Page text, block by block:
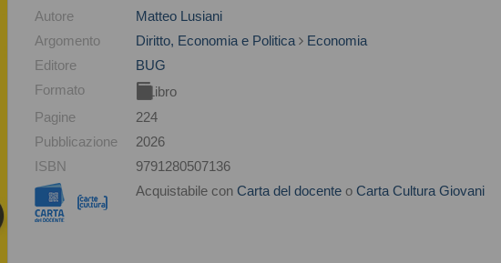
Autore
Matteo Lusiani
Argomento
Diritto, Economia e Politica
Economia
Editore
BUG
Formato
Libro
Pagine
224
Pubblicazione
2026
ISBN
9791280507136
Acquistabile con Carta del docente o Carta Cultura Giovani